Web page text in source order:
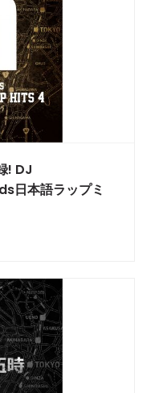
! DJ
日本語ラップミ